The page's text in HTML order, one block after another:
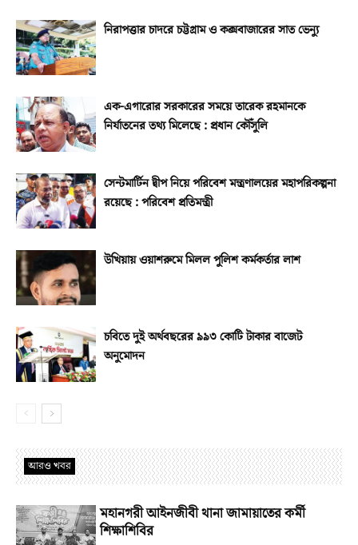
নিরাপত্তার চাদরে চট্টগ্রাম ও কক্সবাজারের সাত ভেন্যু
এক-এগারোর সরকারের সময়ে তারেক রহমানকে
নির্যাতনের তথ্য মিলেছে : প্রধান কৌঁসুলি
সেন্টমার্টিন দ্বীপ নিয়ে পরিবেশ মন্ত্রণালয়ের মহাপরিকল্পনা
রয়েছে : পরিবেশ প্রতিমন্ত্রী
উখিয়ায় ওয়াশরুমে মিলল পুলিশ কর্মকর্তার লাশ
চবিতে দুই অর্থবছরের ৯৯৩ কোটি টাকার বাজেট
অনুমোদন
আরও খবর
মহানগরী আইনজীবী থানা জামায়াতের কর্মী
শিক্ষাশিবির